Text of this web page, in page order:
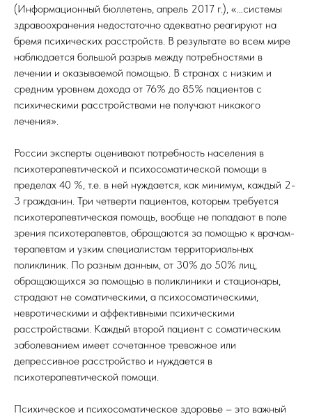
(Информационный бюллетень, апрель 2017 г.), «…системы
здравоохранения недостаточно адекватно реагируют на
бремя психических расстройств. В результате во всем мире
наблюдается большой разрыв между потребностями в
лечении и оказываемой помощью. В странах с низким и
средним уровнем дохода от 76% до 85% пациентов с
психическими расстройствами не получают никакого
лечения».
России эксперты оценивают потребность населения в
психотерапевтической и психосоматической помощи в
пределах 40 %, т.е. в ней нуждается, как минимум, каждый 2-
3 гражданин. Три четверти пациентов, которым требуется
психотерапевтическая помощь, вообще не попадают в поле
зрения психотерапевтов, обращаются за помощью к врачам-
терапевтам и узким специалистам территориальных
поликлиник. По разным данным, от 30% до 50% лиц,
обращающихся за помощью в поликлиники и стационары,
страдают не соматическими, а психосоматическими,
невротическими и аффективными психическими
расстройствами. Каждый второй пациент с соматическим
заболеванием имеет сочетанное тревожное или
депрессивное расстройство и нуждается в
психотерапевтической помощи.
Психическое и психосоматическое здоровье – это важный